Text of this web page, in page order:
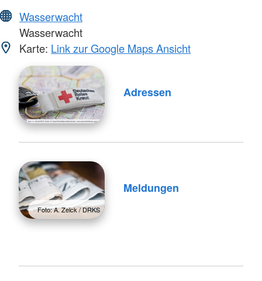
Wasserwacht
Wasserwacht
Karte: Link zur Google Maps Ansicht
Adressen
Foto: A. Zelck / DRKS
Meldungen